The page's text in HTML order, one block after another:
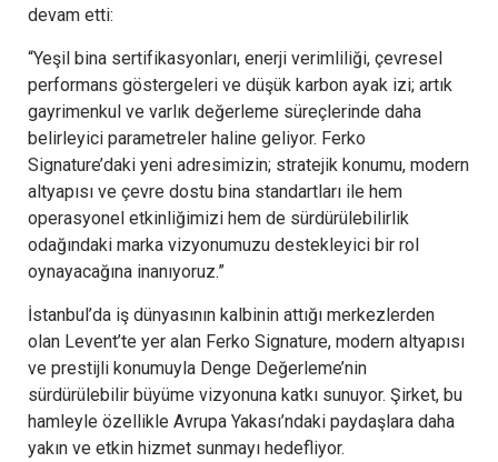
devam etti:
“Yeşil bina sertifikasyonları, enerji verimliliği, çevresel
performans göstergeleri ve düşük karbon ayak izi; artık
gayrimenkul ve varlık değerleme süreçlerinde daha
belirleyici parametreler haline geliyor. Ferko
Signature’daki yeni adresimizin; stratejik konumu, modern
altyapısı ve çevre dostu bina standartları ile hem
operasyonel etkinliğimizi hem de sürdürülebilirlik
odağındaki marka vizyonumuzu destekleyici bir rol
oynayacağına inanıyoruz.”
İstanbul’da iş dünyasının kalbinin attığı merkezlerden
olan Levent’te yer alan Ferko Signature, modern altyapısı
ve prestijli konumuyla Denge Değerleme’nin
sürdürülebilir büyüme vizyonuna katkı sunuyor. Şirket, bu
hamleyle özellikle Avrupa Yakası’ndaki paydaşlara daha
yakın ve etkin hizmet sunmayı hedefliyor.